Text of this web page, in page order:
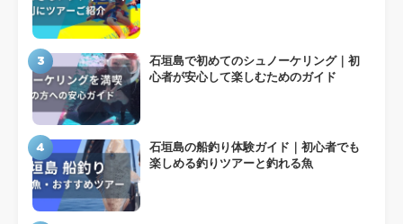
3
石垣島で初めてのシュノーケリング｜初
心者が安心して楽しむためのガイド
4
石垣島の船釣り体験ガイド｜初心者でも
楽しめる釣りツアーと釣れる魚